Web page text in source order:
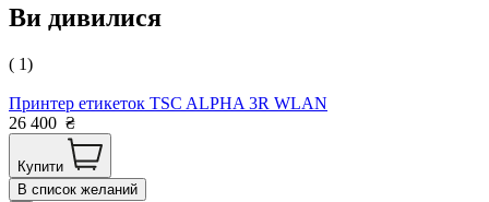
Ви дивилися
( 1)
Принтер етикеток TSC ALPHA 3R WLAN
26 400 ₴
Купити
В список желаний